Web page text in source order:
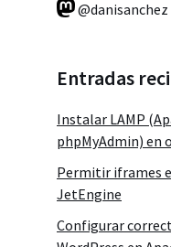
@danisanchez
Entradas
Instalar LAMP
phpMyAdmin) en
Permitir iframes
JetEngine
Configurar